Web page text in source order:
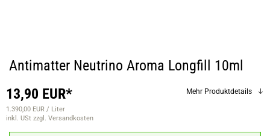
Antimatter Neutrino Aroma Longfill 10ml
13,90 EUR*
1.390,00 EUR / Liter
inkl. USt zzgl. Versandkosten
Mehr Produktdetails